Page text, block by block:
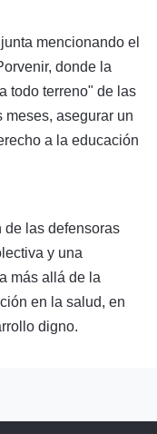
mencionando el
donde la
todo terreno" de las
meses, asegurar un
a la educación
de las defensoras
y una
más allá de la
en la salud, en
digno.